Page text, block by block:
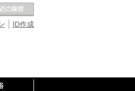
ID作成
の温泉